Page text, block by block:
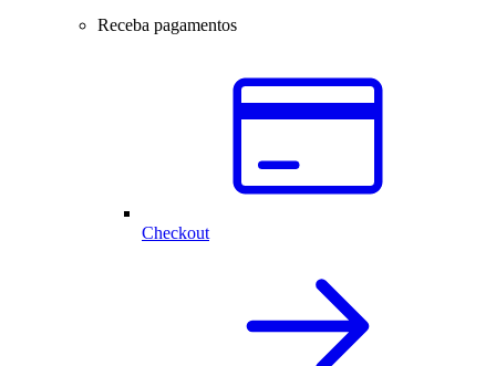
Receba pagamentos
Checkout